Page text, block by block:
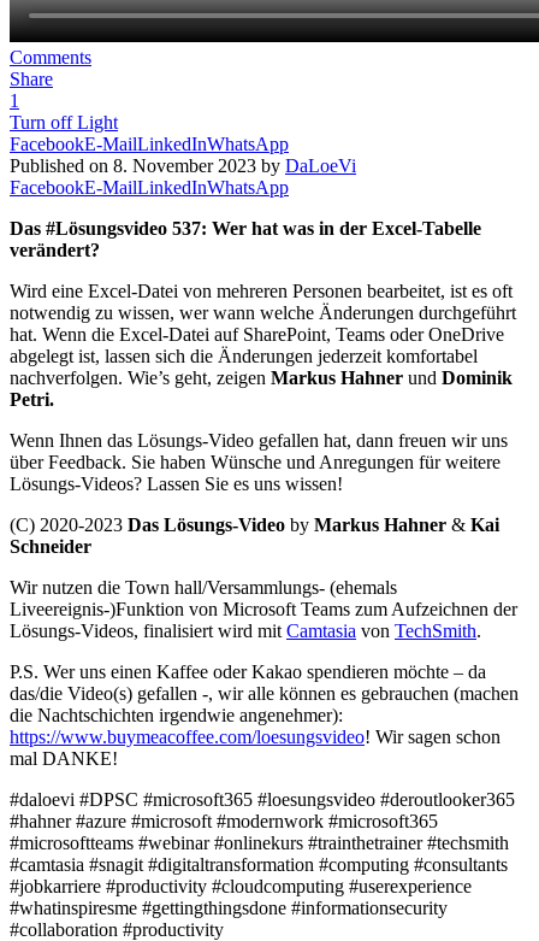
Comments
Share
1
Turn off Light
FacebookE-MailLinkedInWhatsApp
Published on 8. November 2023 by DaLoeVi
FacebookE-MailLinkedInWhatsApp
Das #Lösungsvideo 537: Wer hat was in der Excel-Tabelle
verändert?
Wird eine Excel-Datei von mehreren Personen bearbeitet, ist es oft
notwendig zu wissen, wer wann welche Änderungen durchgeführt
hat. Wenn die Excel-Datei auf SharePoint, Teams oder OneDrive
abgelegt ist, lassen sich die Änderungen jederzeit komfortabel
nachverfolgen. Wie’s geht, zeigen Markus Hahner und Dominik
Petri.
Wenn Ihnen das Lösungs-Video gefallen hat, dann freuen wir uns
über Feedback. Sie haben Wünsche und Anregungen für weitere
Lösungs-Videos? Lassen Sie es uns wissen!
(C) 2020-2023 Das Lösungs-Video by Markus Hahner & Kai
Schneider
Wir nutzen die Town hall/Versammlungs- (ehemals
Liveereignis-)Funktion von Microsoft Teams zum Aufzeichnen der
Lösungs-Videos, finalisiert wird mit Camtasia von TechSmith.
P.S. Wer uns einen Kaffee oder Kakao spendieren möchte – da
das/die Video(s) gefallen -, wir alle können es gebrauchen (machen
die Nachtschichten irgendwie angenehmer):
https://www.buymeacoffee.com/loesungsvideo! Wir sagen schon
mal DANKE!
#daloevi #DPSC #microsoft365 #loesungsvideo #deroutlooker365
#hahner #azure #microsoft #modernwork #microsoft365
#microsoftteams #webinar #onlinekurs #trainthetrainer #techsmith
#camtasia #snagit #digitaltransformation #computing #consultants
#jobkarriere #productivity #cloudcomputing #userexperience
#whatinspiresme #gettingthingsdone #informationsecurity
#collaboration #productivity